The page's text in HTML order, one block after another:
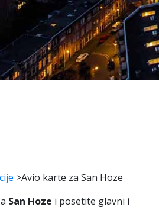
>Avio karte za San Hoze
San Hoze i posetite glavni i